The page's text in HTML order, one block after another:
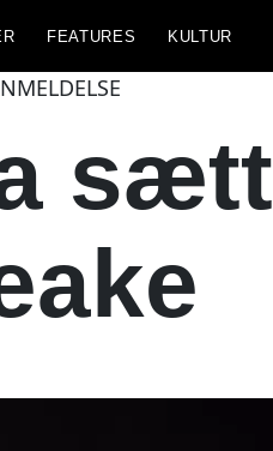
FEATURES KULTUR